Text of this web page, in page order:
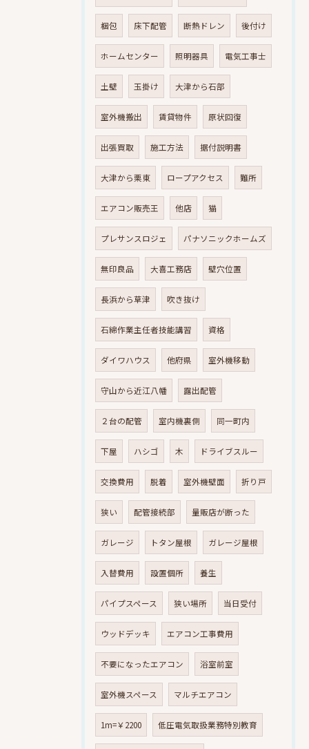
梱包 床下配管 断熱ドレン 後付け
ホームセンター 照明器具 電気工事士
土壁 玉掛け 大津から石部
室外機搬出 賃貸物件 原状回復
出張買取 施工方法 据付説明書
大津から栗東 ロープアクセス 難所
エアコン販売王 他店 猫
プレサンスロジェ パナソニックホームズ
無印良品 大喜工務店 壁穴位置
長浜から草津 吹き抜け
石綿作業主任者技能講習 資格
ダイワハウス 他府県 室外機移動
守山から近江八幡 露出配管
２台の配管 室内機裏側 同一町内
下屋 ハシゴ 木 ドライブスルー
交換費用 脱着 室外機壁面 折り戸
狭い 配管接続部 量販店が断った
ガレージ トタン屋根 ガレージ屋根
入替費用 設置個所 養生
パイプスペース 狭い場所 当日受付
ウッドデッキ エアコン工事費用
不要になったエアコン 浴室前室
室外機スペース マルチエアコン
1m=￥2200 低圧電気取扱業務特別教育